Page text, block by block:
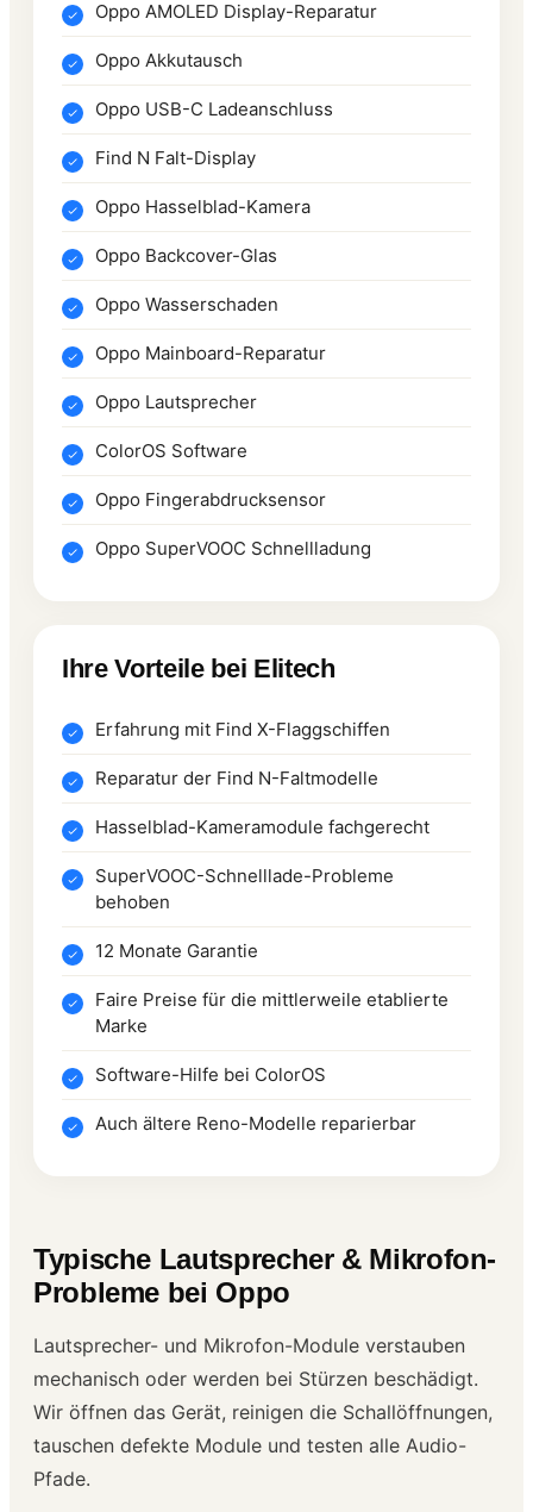
Oppo AMOLED Display-Reparatur
Oppo Akkutausch
Oppo USB-C Ladeanschluss
Find N Falt-Display
Oppo Hasselblad-Kamera
Oppo Backcover-Glas
Oppo Wasserschaden
Oppo Mainboard-Reparatur
Oppo Lautsprecher
ColorOS Software
Oppo Fingerabdrucksensor
Oppo SuperVOOC Schnellladung
Ihre Vorteile bei Elitech
Erfahrung mit Find X-Flaggschiffen
Reparatur der Find N-Faltmodelle
Hasselblad-Kameramodule fachgerecht
SuperVOOC-Schnelllade-Probleme
behoben
12 Monate Garantie
Faire Preise für die mittlerweile etablierte
Marke
Software-Hilfe bei ColorOS
Auch ältere Reno-Modelle reparierbar
Typische Lautsprecher & Mikrofon-
Probleme bei Oppo
Lautsprecher- und Mikrofon-Module verstauben
mechanisch oder werden bei Stürzen beschädigt.
Wir öffnen das Gerät, reinigen die Schallöffnungen,
tauschen defekte Module und testen alle Audio-
Pfade.